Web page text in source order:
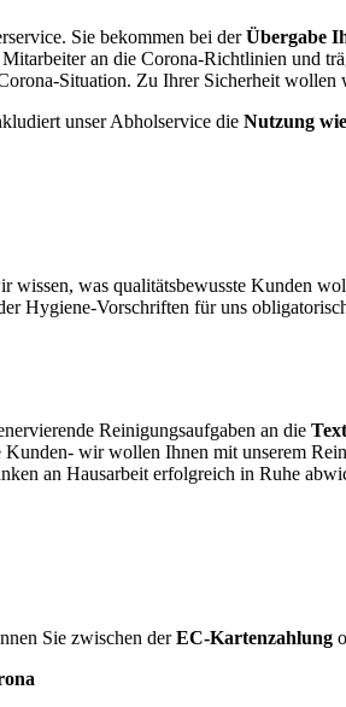
Sie bekommen bei derÜbergabe
an die Corona-Richtlinien und
Situation. Zu Ihrer Sicherheit
unser Abholservice die Nutzung
wissen, was qualitätsbewusste Kunden
Hygiene-Vorschriften für uns
Reinigungsaufgaben an die
wir wollen Ihnen mit unserem
an Hausarbeit erfolgreich in Ruhe
Sie zwischen derEC-Kartenzahlung